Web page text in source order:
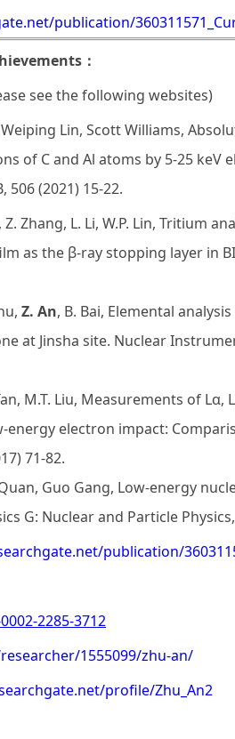
publication/
：
see the following websites)
Weiping Lin, Scott Williams,
of C and Al atoms by 5-25
506 (2021) 15-22.
Z. Zhang, L. Li, W.P. Lin, Tritium
as the β-ray stopping layer in
Z. An, B. Bai, Elemental
at Jinsha site. Nuclear
Tan, M.T. Liu, Measurements of
energy electron impact:
71-82.
Guo Gang, Low-energy
G: Nuclear and Particle
publication/
2285-3712
1555099/zhu-an/
profile/Zhu_An2